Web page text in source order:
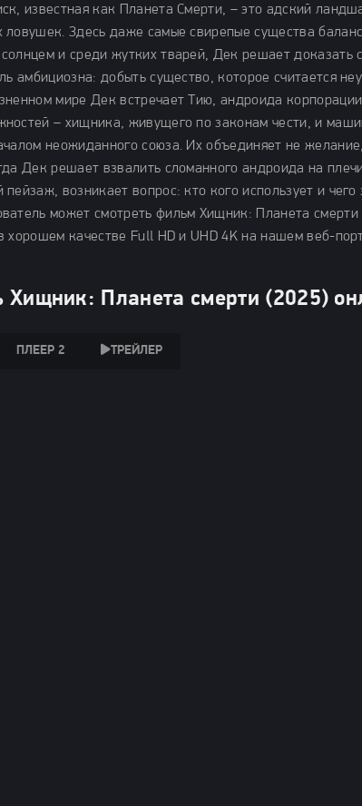
известная как Планета Смерти, – это адский
ловушек. Здесь даже самые свирепые существа
и среди жутких тварей, Дек решает доказать
амбициозна: добыть существо, которое считается
мире Дек встречает Тию, андроида
– хищника, живущего по законам чести, и
неожиданного союза. Их объединяет не
Дек решает взвалить сломанного андроида на
пейзаж, возникает вопрос: кто кого использует и чего
может смотреть фильм Хищник: Планета
хорошем качестве Full HD и UHD 4K на нашем веб-
Хищник: Планета смерти (2025)
ПЛЕЕР 2 ТРЕЙЛЕР